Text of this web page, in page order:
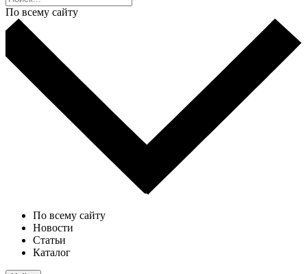
По всему сайту
По всему сайту
Новости
Статьи
Каталог